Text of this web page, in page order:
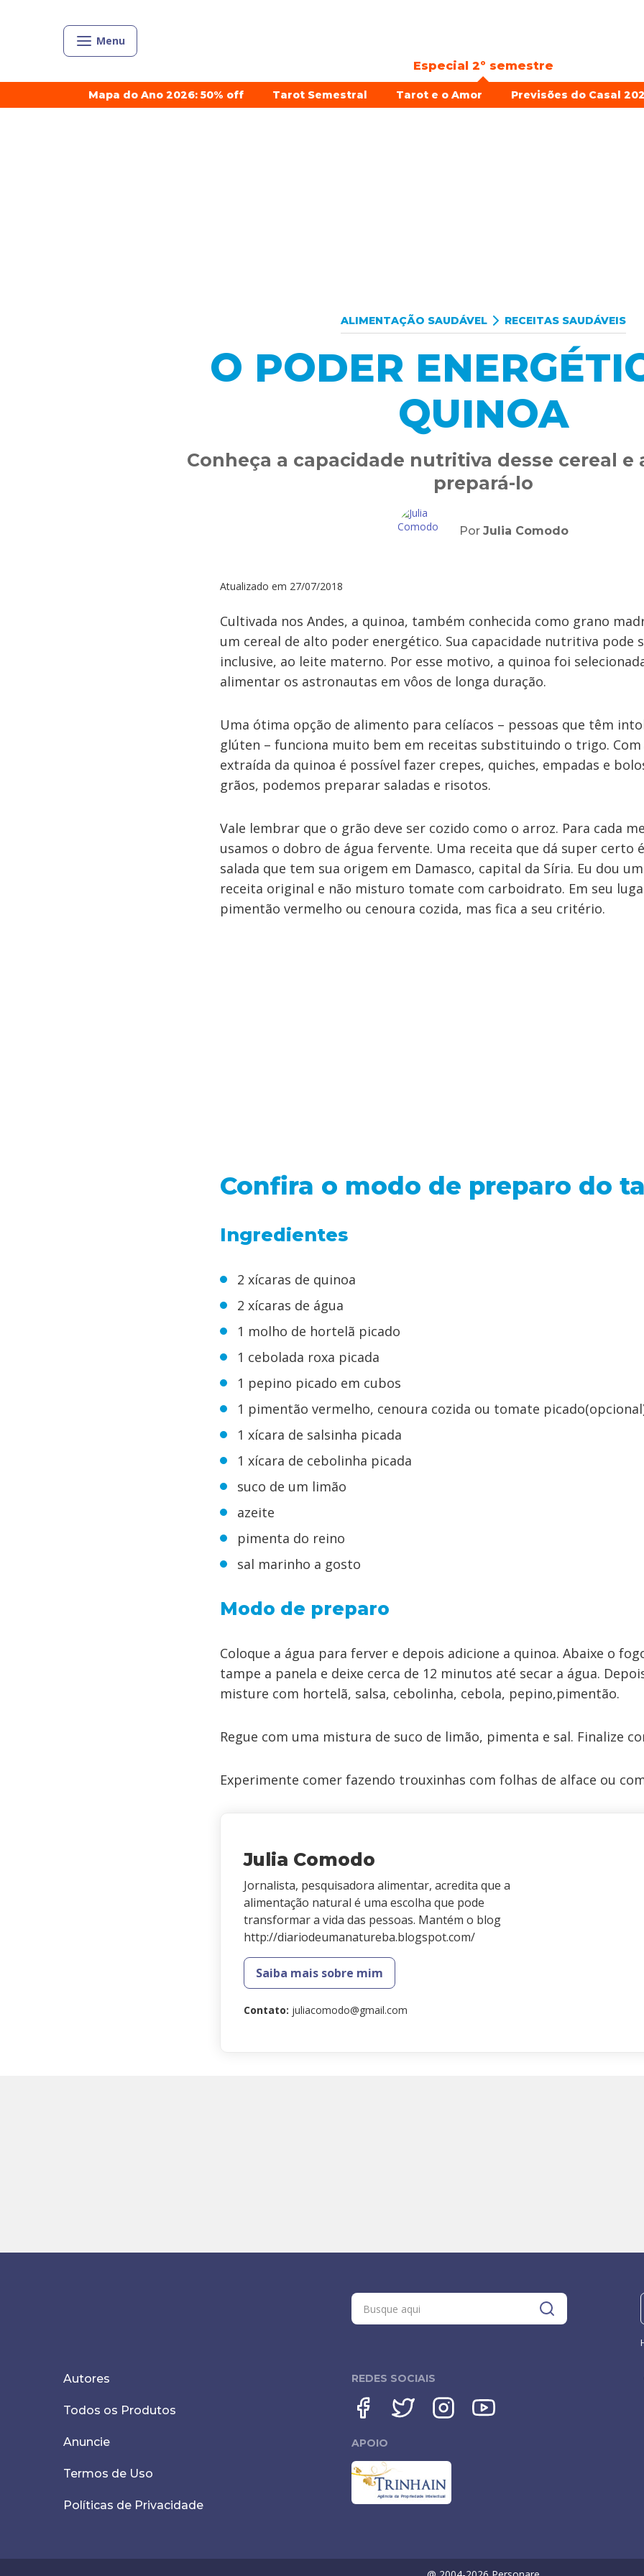
Menu
Especial 2º semestre
Mapa do Ano 2026: 50% off Tarot Semestral Tarot e o Amor Previsões do Casal
ALIMENTAÇÃO SAUDÁVEL RECEITAS SAUDÁVEIS
O PODER
QUINOA
Conheça a capacidade nutritiva desse cereal e
prepará-lo
Por Julia Comodo
Atualizado em 27/07/2018
Cultivada nos Andes, a quinoa, também conhecida como grano
um cereal de alto poder energético. Sua capacidade nutritiva pode
inclusive, ao leite materno. Por esse motivo, a quinoa foi
alimentar os astronautas em vôos de longa duração.
Uma ótima opção de alimento para celíacos – pessoas que têm
glúten – funciona muito bem em receitas substituindo o trigo.
extraída da quinoa é possível fazer crepes, quiches, empadas e
grãos, podemos preparar saladas e risotos.
Vale lembrar que o grão deve ser cozido como o arroz. Para cada
usamos o dobro de água fervente. Uma receita que dá super certo
salada que tem sua origem em Damasco, capital da Síria. Eu dou
receita original e não misturo tomate com carboidrato. Em seu
pimentão vermelho ou cenoura cozida, mas fica a seu critério.
Confira o modo de preparo do
Ingredientes
2 xícaras de quinoa
2 xícaras de água
1 molho de hortelã picado
1 cebolada roxa picada
1 pepino picado em cubos
1 pimentão vermelho, cenoura cozida ou tomate
1 xícara de salsinha picada
1 xícara de cebolinha picada
suco de um limão
azeite
pimenta do reino
sal marinho a gosto
Modo de preparo
Coloque a água para ferver e depois adicione a quinoa. Abaixe o
tampe a panela e deixe cerca de 12 minutos até secar a água.
misture com hortelã, salsa, cebolinha, cebola, pepino,pimentão.
Regue com uma mistura de suco de limão, pimenta e sal. Finalize
Experimente comer fazendo trouxinhas com folhas de alface ou
Julia Comodo
Jornalista, pesquisadora alimentar, acredita que a
alimentação natural é uma escolha que pode
transformar a vida das pessoas. Mantém o blog
http://diariodeumanatureba.blogspot.com/
Saiba mais sobre mim
Contato: juliacomodo@gmail.com
Autores
Todos os Produtos
Anuncie
Termos de Uso
Políticas de Privacidade
REDES SOCIAIS
APOIO